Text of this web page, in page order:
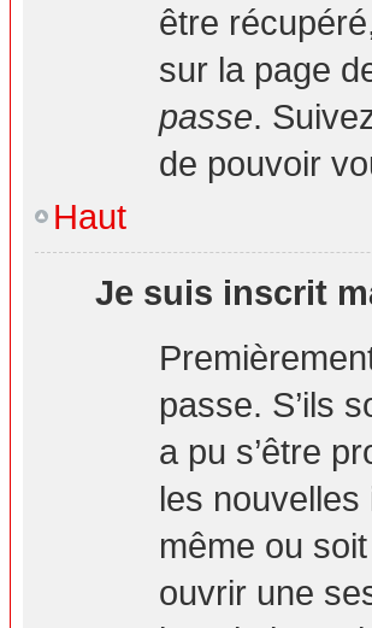
être
sur la page
passe.
de pouvoir
Haut
Je suis inscrit
passe. S’ils
a pu s’être
les
même ou
ouvrir une